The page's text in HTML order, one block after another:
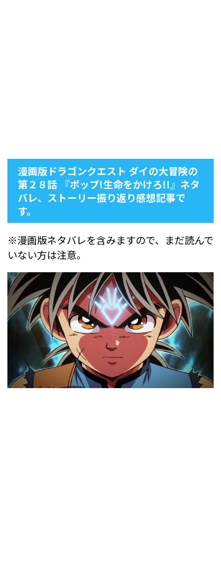
漫画版ドラゴンクエスト ダイの大冒険の
第２８話 『ポップ!生命をかけろ!!』ネタ
バレ、ストーリー振り返り感想記事で
す。
※漫画版ネタバレを含みますので、まだ読んで
いない方は注意。